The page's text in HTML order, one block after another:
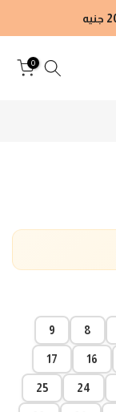
0
8
9
16
17
24
25